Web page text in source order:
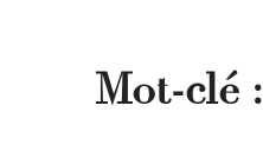
Mot-clé :